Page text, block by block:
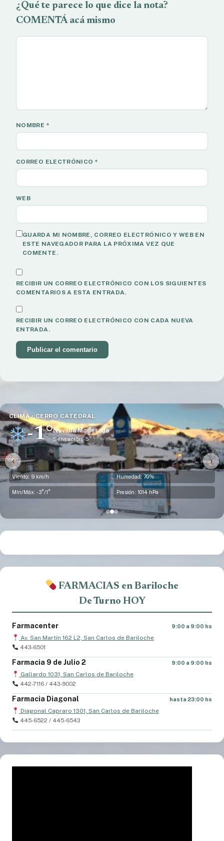
¿Qué te parece lo que dice la nota?
COMENTÁ acá mismo
NOMBRE *
CORREO ELECTRÓNICO *
WEB
GUARDA MI NOMBRE, CORREO ELECTRÓNICO Y WEB EN
ESTE NAVEGADOR PARA LA PRÓXIMA VEZ QUE
COMENTE.
RECIBIR UN CORREO ELECTRÓNICO CON LOS SIGUIENTES
COMENTARIOS A ESTA ENTRADA.
RECIBIR UN CORREO ELECTRÓNICO CON CADA NUEVA
ENTRADA.
CLIMA · DINA HUAPI
1°Principalmente Despejado
Sensación -5°
Viento: 27 km/h Humedad: 71%
Mín/Máx: -1°/3° Presión: 1013 hPa
‹ ›
FARMACIAS en Bariloche
De Turno HOY
Farmacenter 9:00 a 9:00 hs
Av. San Martín 162 L2, San Carlos de Bariloche
443-6501
Farmacia 9 de Julio 2 9:00 a 9:00 hs
Gallardo 1031, San Carlos de Bariloche
442-7116 / 443-9002
Farmacia Diagonal hasta 23:00 hs
Diagonal Capraro 1301, San Carlos de Bariloche
445-6522 / 445-6543